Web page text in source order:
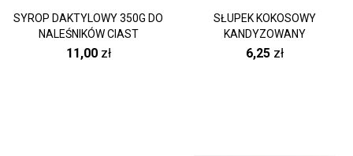
SYROP DAKTYLOWY 350G DO
NALEŚNIKÓW CIAST
11,00 zł
SŁUPEK KOKOSOWY
KANDYZOWANY
6,25 zł